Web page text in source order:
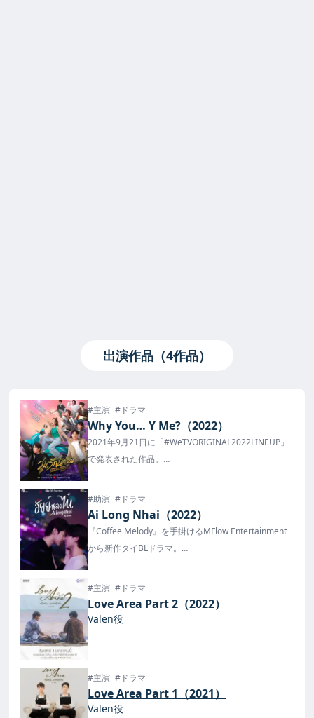
出演作品（4作品）
#主演 #ドラマ
Why You… Y Me?（2022）
2021年9月21日に「#WeTVORIGINAL2022LINEUP」
で発表された作品。
2022年10月19日よりYouTubeで配信が開始！
#助演 #ドラマ
Ai Long Nhai（2022）
『Coffee Melody』を手掛けるMFlow Entertainment
から新作タイBLドラマ。
はFODで、タイより3時間早く世界最速初公開が決
定！
#主演 #ドラマ
Love Area Part 2（2022）
Valen役
#主演 #ドラマ
Love Area Part 1（2021）
Valen役